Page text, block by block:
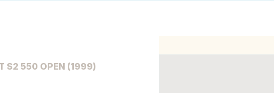
S2 550 OPEN (1999)